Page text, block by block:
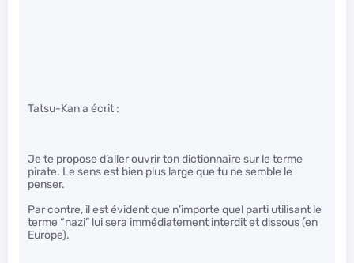
Tatsu-Kan a écrit :
Je te propose d’aller ouvrir ton dictionnaire sur le terme
pirate. Le sens est bien plus large que tu ne semble le
penser.
Par contre, il est évident que n’importe quel parti utilisant le
terme “nazi” lui sera immédiatement interdit et dissous (en
Europe).